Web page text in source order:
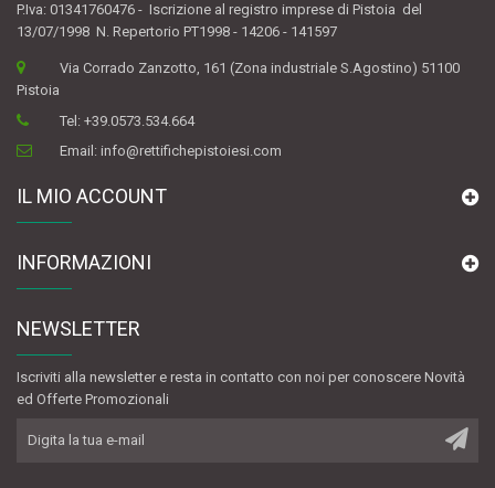
P.Iva: 01341760476 - Iscrizione al registro imprese di Pistoia del
13/07/1998 N. Repertorio PT1998 - 14206 - 141597
Via Corrado Zanzotto, 161 (Zona industriale S.Agostino) 51100
Pistoia
Tel:+39.0573.534.664
Email:info@rettifichepistoiesi.com
IL MIO ACCOUNT
INFORMAZIONI
NEWSLETTER
Iscriviti alla newsletter e resta in contatto con noi per conoscere Novità
ed Offerte Promozionali